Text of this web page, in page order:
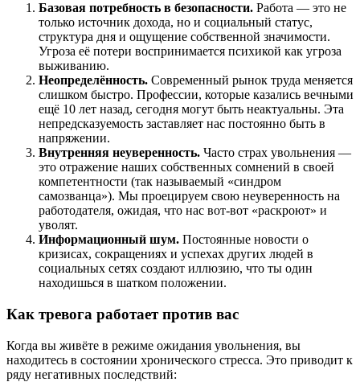
Базовая потребность в безопасности. Работа — это не
только источник дохода, но и социальный статус,
структура дня и ощущение собственной значимости.
Угроза её потери воспринимается психикой как угроза
выживанию.
Неопределённость. Современный рынок труда меняется
слишком быстро. Профессии, которые казались вечными
ещё 10 лет назад, сегодня могут быть неактуальны. Эта
непредсказуемость заставляет нас постоянно быть в
напряжении.
Внутренняя неуверенность. Часто страх увольнения —
это отражение наших собственных сомнений в своей
компетентности (так называемый «синдром
самозванца»). Мы проецируем свою неуверенность на
работодателя, ожидая, что нас вот-вот «раскроют» и
уволят.
Информационный шум. Постоянные новости о
кризисах, сокращениях и успехах других людей в
социальных сетях создают иллюзию, что ты один
находишься в шатком положении.
Как тревога работает против вас
Когда вы живёте в режиме ожидания увольнения, вы
находитесь в состоянии хронического стресса. Это приводит к
ряду негативных последствий: